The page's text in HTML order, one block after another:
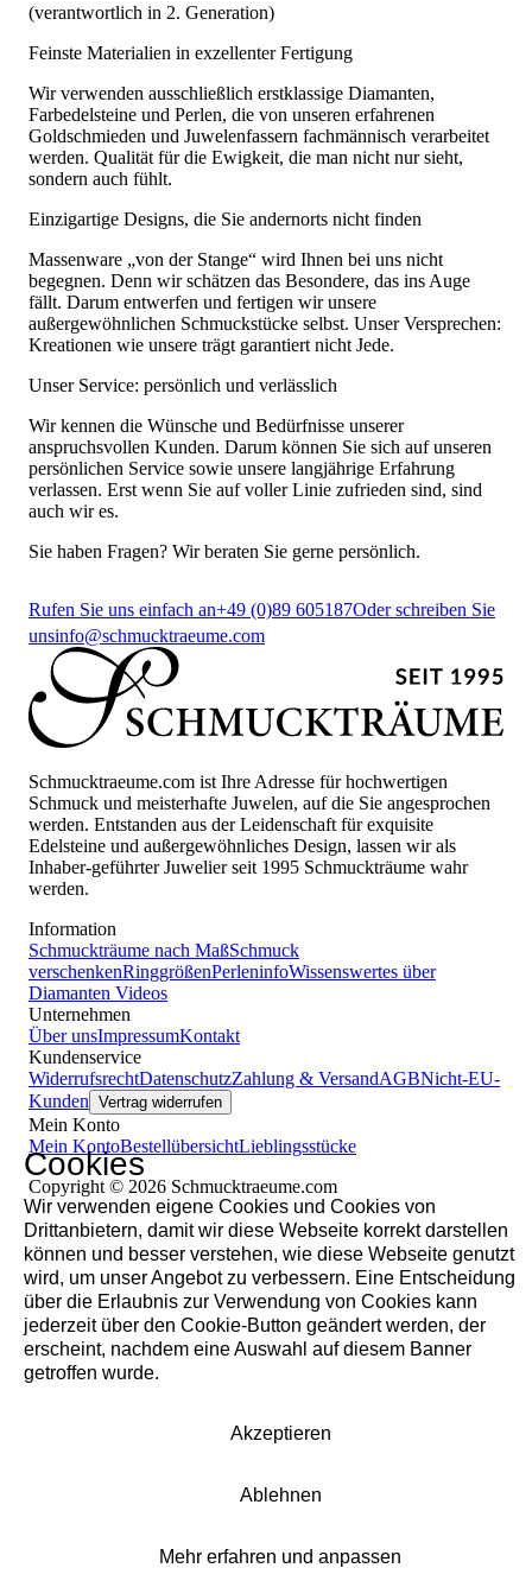
(verantwortlich in 2. Generation)
Feinste Materialien in exzellenter Fertigung
Wir verwenden ausschließlich erstklassige Diamanten,
Farbedelsteine und Perlen, die von unseren erfahrenen
Goldschmieden und Juwelenfassern fachmännisch verarbeitet
werden. Qualität für die Ewigkeit, die man nicht nur sieht,
sondern auch fühlt.
Einzigartige Designs, die Sie andernorts nicht finden
Massenware „von der Stange“ wird Ihnen bei uns nicht
begegnen. Denn wir schätzen das Besondere, das ins Auge
fällt. Darum entwerfen und fertigen wir unsere
außergewöhnlichen Schmuckstücke selbst. Unser Versprechen:
Kreationen wie unsere trägt garantiert nicht Jede.
Unser Service: persönlich und verlässlich
Wir kennen die Wünsche und Bedürfnisse unserer
anspruchsvollen Kunden. Darum können Sie sich auf unseren
persönlichen Service sowie unsere langjährige Erfahrung
verlassen. Erst wenn Sie auf voller Linie zufrieden sind, sind
auch wir es.
Sie haben Fragen? Wir beraten Sie gerne persönlich.
Rufen Sie uns einfach an+49 (0)89 605187Oder schreiben Sie
unsinfo@schmucktraeume.com
Schmucktraeume.com ist Ihre Adresse für hochwertigen
Schmuck und meisterhafte Juwelen, auf die Sie angesprochen
werden. Entstanden aus der Leidenschaft für exquisite
Edelsteine und außergewöhnliches Design, lassen wir als
Inhaber-geführter Juwelier seit 1995 Schmuckträume wahr
werden.
Information
Schmuckträume nach MaßSchmuck
verschenkenRinggrößenPerleninfoWissenswertes über
Diamanten Videos
Unternehmen
Über unsImpressumKontakt
Kundenservice
WiderrufsrechtDatenschutzZahlung & VersandAGBNicht-EU-
Kunden Vertrag widerrufen
Mein Konto
Mein KontoBestellübersichtLieblingsstücke
Copyright © 2026 Schmucktraeume.com
Cookies
Wir verwenden eigene Cookies und Cookies von
Drittanbietern, damit wir diese Webseite korrekt darstellen
können und besser verstehen, wie diese Webseite genutzt
wird, um unser Angebot zu verbessern. Eine Entscheidung
über die Erlaubnis zur Verwendung von Cookies kann
jederzeit über den Cookie-Button geändert werden, der
erscheint, nachdem eine Auswahl auf diesem Banner
getroffen wurde.
Akzeptieren
Ablehnen
Mehr erfahren und anpassen